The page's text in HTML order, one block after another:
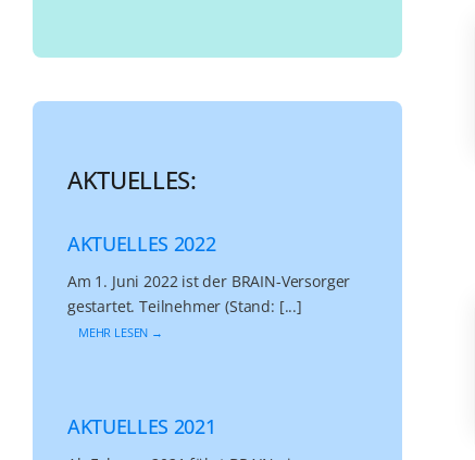
AKTUELLES:
AKTUELLES 2022
Am 1. Juni 2022 ist der BRAIN-Versorger
gestartet. Teilnehmer (Stand: [...]
MEHR LESEN →
AKTUELLES 2021